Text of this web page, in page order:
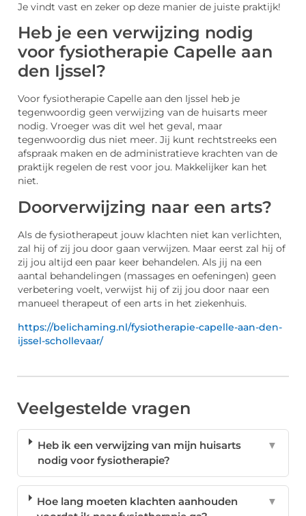
Je vindt vast en zeker op deze manier de juiste praktijk!
Heb je een verwijzing nodig
voor fysiotherapie Capelle aan
den Ijssel?
Voor fysiotherapie Capelle aan den Ijssel heb je
tegenwoordig geen verwijzing van de huisarts meer
nodig. Vroeger was dit wel het geval, maar
tegenwoordig dus niet meer. Jij kunt rechtstreeks een
afspraak maken en de administratieve krachten van de
praktijk regelen de rest voor jou. Makkelijker kan het
niet.
Doorverwijzing naar een arts?
Als de fysiotherapeut jouw klachten niet kan verlichten,
zal hij of zij jou door gaan verwijzen. Maar eerst zal hij of
zij jou altijd een paar keer behandelen. Als jij na een
aantal behandelingen (massages en oefeningen) geen
verbetering voelt, verwijst hij of zij jou door naar een
manueel therapeut of een arts in het ziekenhuis.
https://belichaming.nl/fysiotherapie-capelle-aan-den-
ijssel-schollevaar/
Veelgestelde vragen
Heb ik een verwijzing van mijn huisarts
nodig voor fysiotherapie?
▼
Hoe lang moeten klachten aanhouden
▼